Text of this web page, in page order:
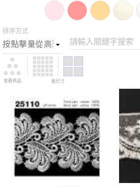
排序方式
請輸入關鍵字搜索
查看商品 看尺寸